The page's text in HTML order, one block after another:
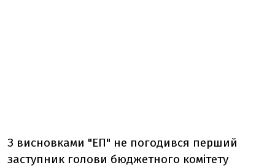
З висновками "ЕП" не погодився перший
заступник голови бюджетного комітету